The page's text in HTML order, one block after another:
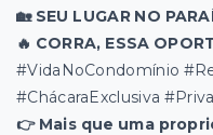
🏡 SEU LUGAR NO
🔥 CORRA, ESSA
#VidaNoCondomínio
#ChácaraExclusiva
👉 Mais que uma